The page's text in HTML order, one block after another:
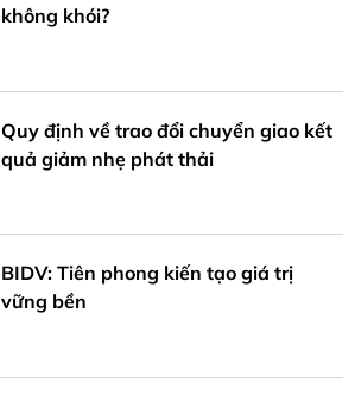
không khói?
Quy định về trao đổi chuyển giao kết
quả giảm nhẹ phát thải
BIDV: Tiên phong kiến tạo giá trị
vững bền